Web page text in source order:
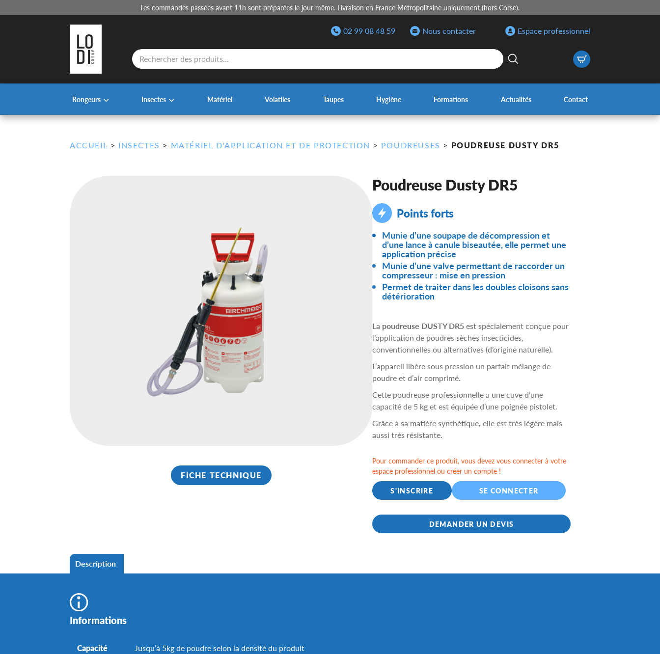
Les commandes passées avant 11h sont préparées le jour même. Livraison en France Métropolitaine uniquement (hors Corse).
02 99 08 48 59 Nous contacter
Espace professionnel
Recherche
de
produits
Rongeurs Insectes Matériel Volatiles Taupes Hygiène Formations Actualités Contact
ACCUEIL > INSECTES > MATÉRIEL D'APPLICATION ET DE PROTECTION > POUDREUSES > POUDREUSE DUSTY DR5
FICHE TECHNIQUE
Poudreuse Dusty DR5
Points forts
Munie d’une soupape de décompression et
d’une lance à canule biseautée, elle permet une
application précise
Munie d’une valve permettant de raccorder un
compresseur : mise en pression
Permet de traiter dans les doubles cloisons sans
détérioration
La poudreuse DUSTY DR5est spécialement conçue pour
l’application de poudres sèches insecticides,
conventionnelles ou alternatives (d’origine naturelle).
L’appareil libère sous pression un parfait mélange de
poudre et d’air comprimé.
Cette poudreuse professionnelle a une cuve d’une
capacité de 5 kg et est équipée d’une poignée pistolet.
Grâce à sa matière synthétique, elle est très légère mais
aussi très résistante.
Pour commander ce produit, vous devez vous connecter à votre
espace professionnel ou créer un compte !
S'INSCRIRE
SE CONNECTER
DEMANDER UN DEVIS
Description
Informations
Capacité Jusqu’à 5kg de poudre selon la densité du produit